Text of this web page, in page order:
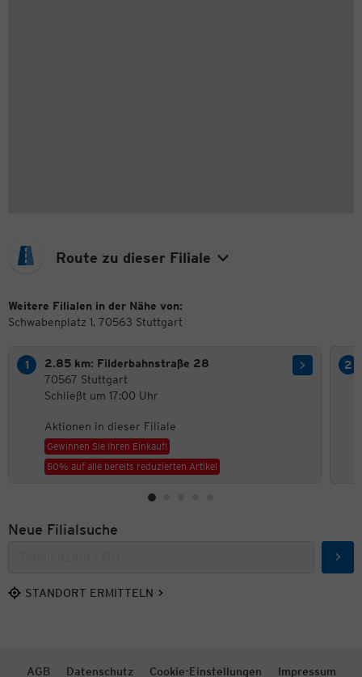
Route zu dieser Filiale
Weitere Filialen in der Nähe von:
Schwabenplatz 1, 70563 Stuttgart
2.85 km: Filderbahnstraße 28
70567 Stuttgart
Schließt um 17:00 Uhr
Aktionen in dieser Filiale
Gewinnen Sie Ihren Einkauf!
50% auf alle bereits reduzierten Artikel
Neue Filialsuche
STANDORT ERMITTELN
AGB Datenschutz Cookie-Einstellungen Impressum